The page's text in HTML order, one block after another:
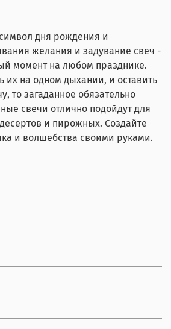
дня рождения и
желания и задувание свеч -
момент на любом празднике.
их на одном дыхании, и оставить
то загаданное обязательно
свечи отлично подойдут для
и пирожных. Создайте
и волшебства своими руками.